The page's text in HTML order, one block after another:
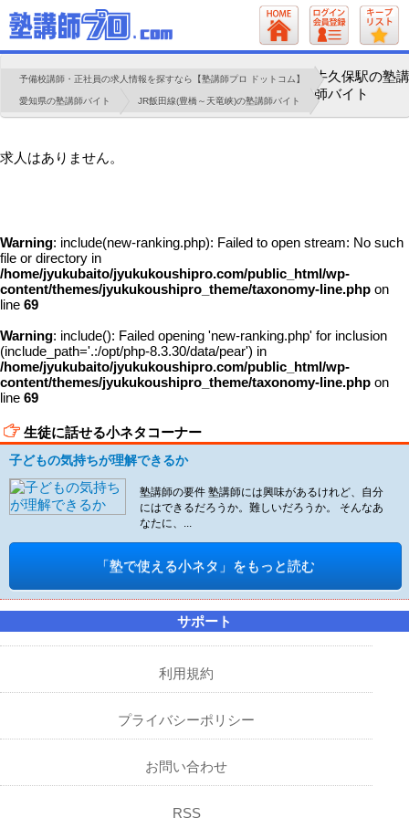
予備校講師・正社員の求人情報を探すなら【塾講師プロ ドットコム】
愛知県の塾講師バイト JR飯田線(豊橋～天竜峡)の塾講師バイト
牛久保駅の塾講
師バイト
求人はありません。
Warning: include(new-ranking.php): Failed to open stream: No such
file or directory in
/home/jyukubaito/jyukukoushipro.com/public_html/wp-
content/themes/jyukukoushipro_theme/taxonomy-line.php on
line 69
Warning: include(): Failed opening 'new-ranking.php' for inclusion
(include_path='.:/opt/php-8.3.30/data/pear') in
/home/jyukubaito/jyukukoushipro.com/public_html/wp-
content/themes/jyukukoushipro_theme/taxonomy-line.php on
line 69
生徒に話せる小ネタコーナー
子どもの気持ちが理解できるか
塾講師の要件 塾講師には興味があるけれど、自分
にはできるだろうか。難しいだろうか。 そんなあ
なたに、...
「塾で使える小ネタ」をもっと読む
サポート
利用規約
プライバシーポリシー
お問い合わせ
RSS